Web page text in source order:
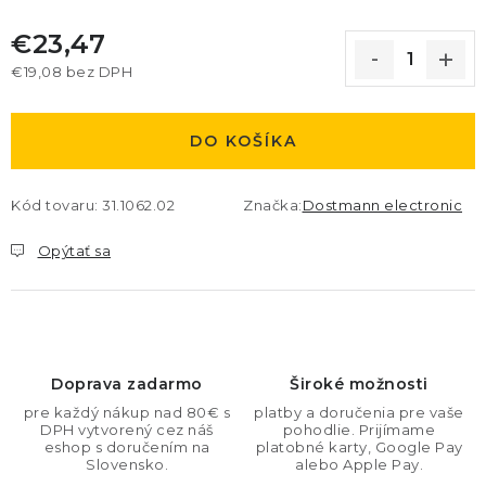
€23,47
€19,08 bez DPH
DO KOŠÍKA
Kód tovaru: 31.1062.02 Značka:Dostmann electronic
Opýtať sa
Doprava zadarmo
pre každý nákup nad 80€ s
DPH vytvorený cez náš
eshop s doručením na
Slovensko.
Široké možnosti
platby a doručenia pre vaše
pohodlie. Prijímame
platobné karty, Google Pay
alebo Apple Pay.